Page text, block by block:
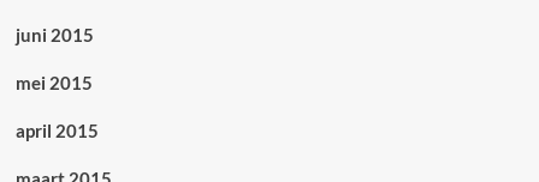
juni 2015
mei 2015
april 2015